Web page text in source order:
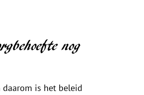
nog
is het beleid